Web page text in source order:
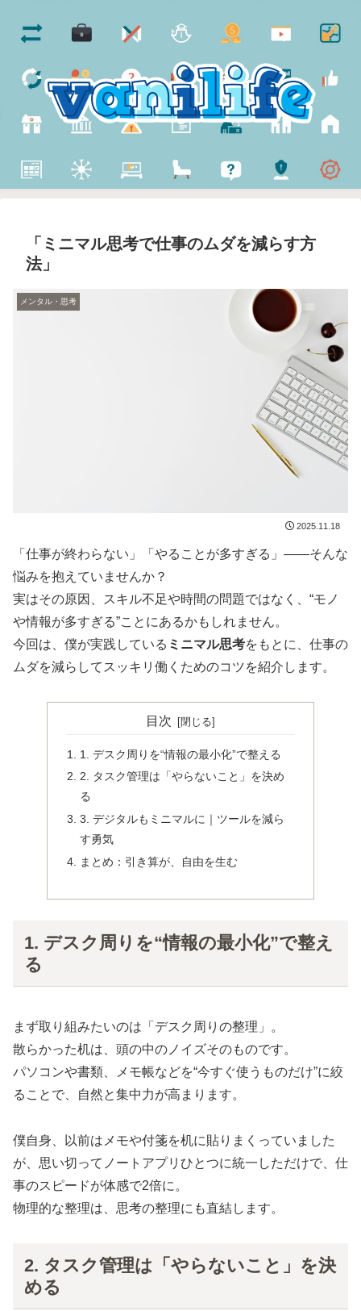
「ミニマル思考で仕事のムダを減らす方
法」
メンタル・思考
2025.11.18
「仕事が終わらない」「やることが多すぎる」——そんな
悩みを抱えていませんか？
実はその原因、スキル不足や時間の問題ではなく、“モノ
や情報が多すぎる”ことにあるかもしれません。
今回は、僕が実践している ミニマル思考をもとに、仕事の
ムダを減らしてスッキリ働くためのコツを紹介します。
目次
1. デスク周りを“情報の最小化”で整える
2. タスク管理は「やらないこと」を決め
る
3. デジタルもミニマルに｜ツールを減ら
す勇気
まとめ：引き算が、自由を生む
1. デスク周りを“情報の最小化”で整え
る
まず取り組みたいのは「デスク周りの整理」。
散らかった机は、頭の中のノイズそのものです。
パソコンや書類、メモ帳などを“今すぐ使うものだけ”に絞
ることで、自然と集中力が高まります。
僕自身、以前はメモや付箋を机に貼りまくっていました
が、思い切ってノートアプリひとつに統一しただけで、仕
事のスピードが体感で2倍に。
物理的な整理は、思考の整理にも直結します。
2. タスク管理は「やらないこと」を決
める